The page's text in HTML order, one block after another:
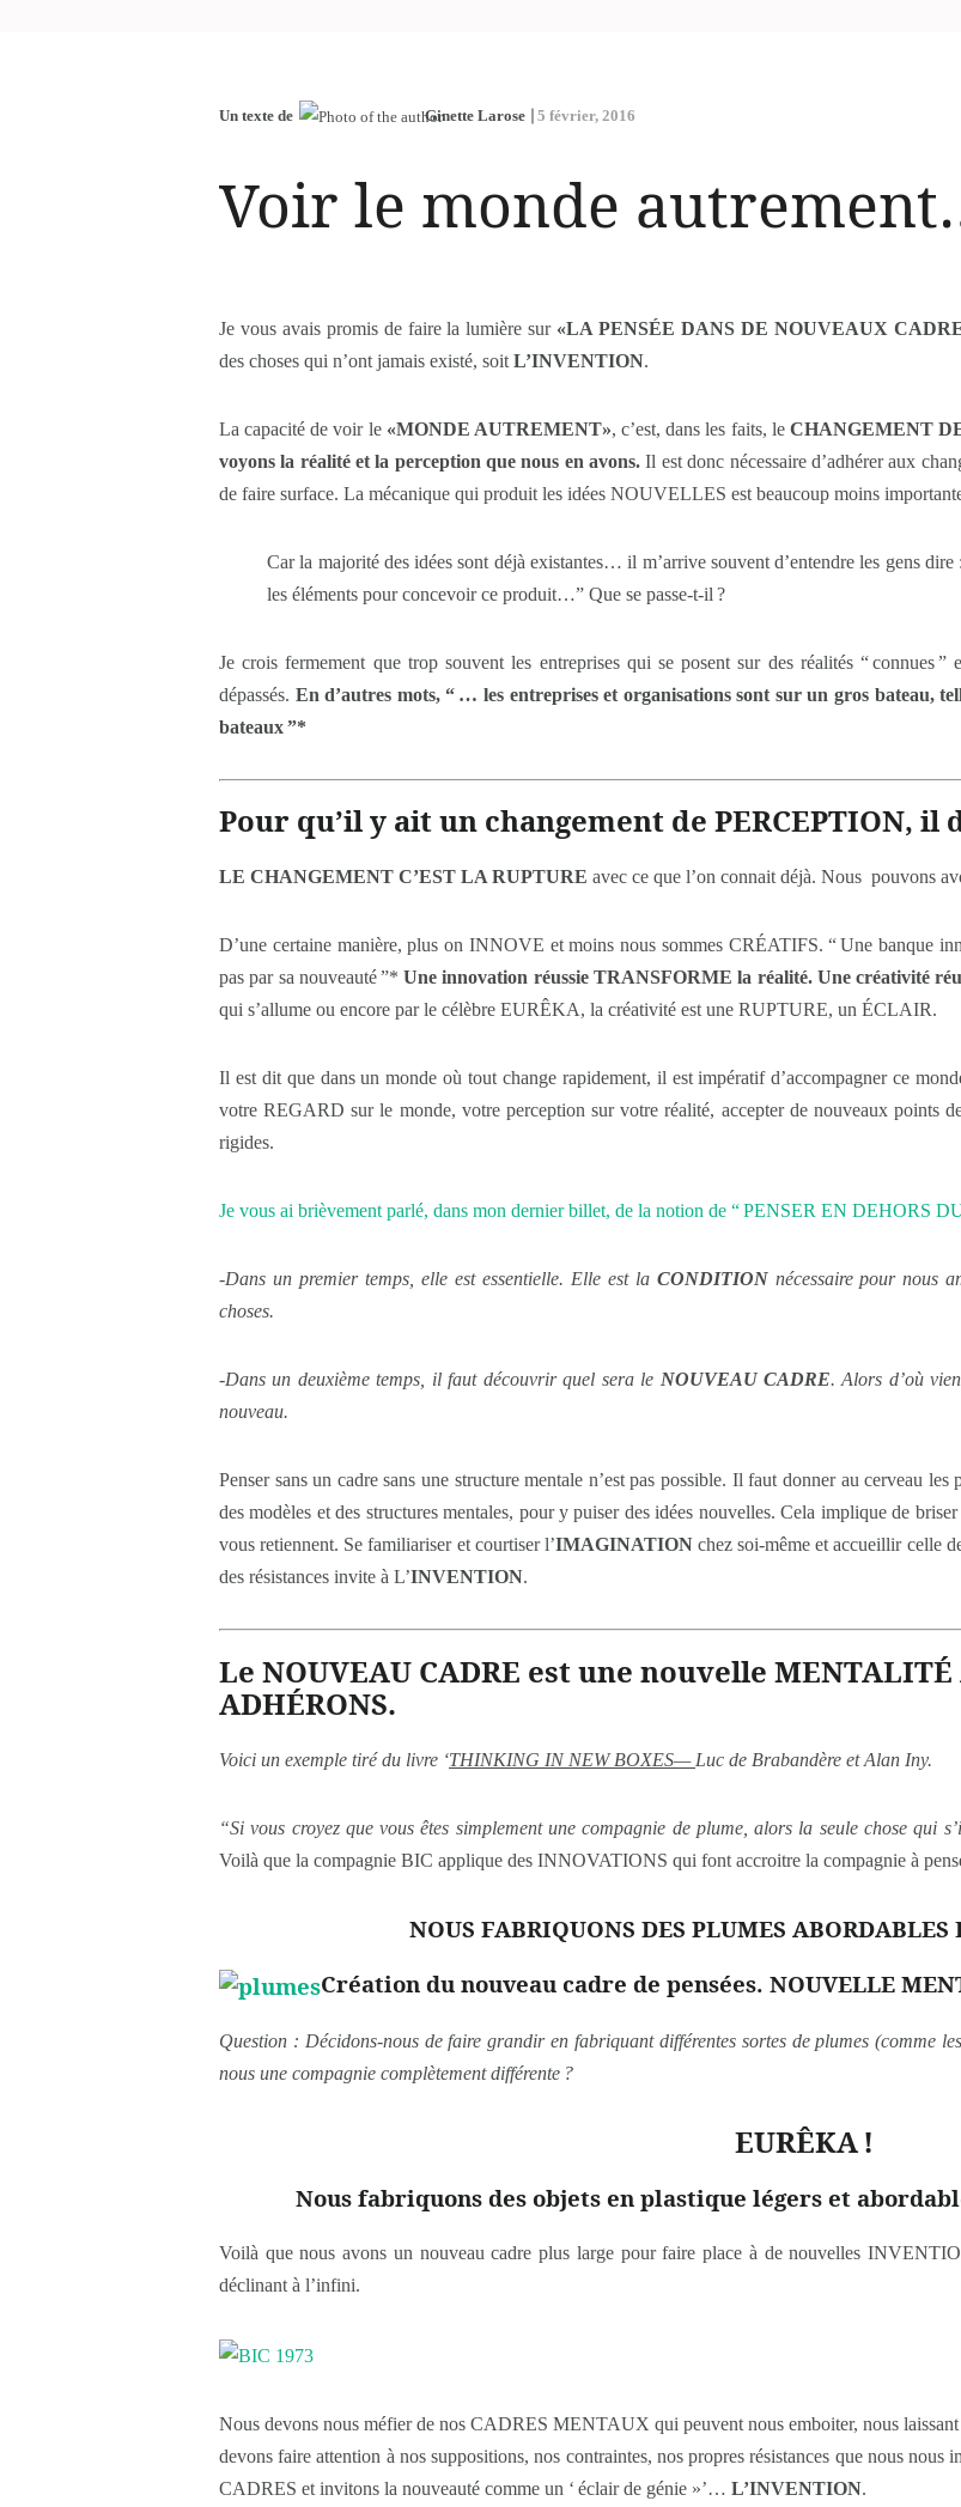
Un texte de Ginette Larose 5 février, 2016
Voir le monde
Je vous avais promis de faire la lumière sur «LA PENSÉE DANS DE NOUVEAUX
des choses qui n’ont jamais existé, soit L’INVENTION.
La capacité de voir le «MONDE AUTREMENT», c’est, dans les faits, le CHANGEMENT
voyons la réalité et la perception que nous en avons. Il est donc nécessaire d’adhérer aux
de faire surface. La mécanique qui produit les idées NOUVELLES est beaucoup moins
Car la majorité des idées sont déjà existantes… il m’arrive souvent d’entendre les gens
les éléments pour concevoir ce produit…” Que se passe-t-il ?
Je crois fermement que trop souvent les entreprises qui se posent sur des réalités “ connues
dépassés. En d’autres mots, “ … les entreprises et organisations sont sur un gros bateau,
bateaux ”*
Pour qu’il y ait un changement de PERCEPTION, il
LE CHANGEMENT C’EST LA RUPTURE avec ce que l’on connait déjà. Nous pouvons
D’une certaine manière, plus on INNOVE et moins nous sommes CRÉATIFS. “ Une banque
pas par sa nouveauté ”*Une innovation réussie TRANSFORME la réalité. Une créativité
qui s’allume ou encore par le célèbre EURÊKA, la créativité est une RUPTURE, un ÉCLAIR.
Il est dit que dans un monde où tout change rapidement, il est impératif d’accompagner ce
votre REGARD sur le monde, votre perception sur votre réalité, accepter de nouveaux points
rigides.
Je vous ai brièvement parlé, dans mon dernier billet, de la notion de “ PENSER EN DEHORS
-Dans un premier temps, elle est essentielle. Elle est la CONDITIONnécessaire pour nous
choses.
-Dans un deuxième temps, il faut découvrir quel sera le NOUVEAU CADRE. Alors d’où
nouveau.
Penser sans un cadre sans une structure mentale n’est pas possible. Il faut donner au cerveau
des modèles et des structures mentales, pour y puiser des idées nouvelles. Cela implique de
vous retiennent. Se familiariser et courtiser l’IMAGINATIONchez soi-même et accueillir celle
des résistances invite à L’INVENTION.
Le NOUVEAU CADRE est une nouvelle MENTALITÉ
ADHÉRONS.
Voici un exemple tiré du livre ‘THINKING IN NEW BOXES— Luc de Brabandère et Alan Iny.
“Si vous croyez que vous êtes simplement une compagnie de plume, alors la seule chose qui
Voilà que la compagnie BIC applique des INNOVATIONS qui font accroitre la compagnie à
NOUS FABRIQUONS DES PLUMES ABORDABLES
Création du nouveau cadre de pensées. NOUVELLE
Question : Décidons-nous de faire grandir en fabriquant différentes sortes de plumes (comme
nous une compagnie complètement différente ?
EURÊKA!
Nous fabriquons des objets en plastique légers et
Voilà que nous avons un nouveau cadre plus large pour faire place à de nouvelles
déclinant à l’infini.
Nous devons nous méfier de nos CADRES MENTAUX qui peuvent nous emboiter, nous
devons faire attention à nos suppositions, nos contraintes, nos propres résistances que nous nous
CADRES et invitons la nouveauté comme un ‘ éclair de génie »’… L’INVENTION.